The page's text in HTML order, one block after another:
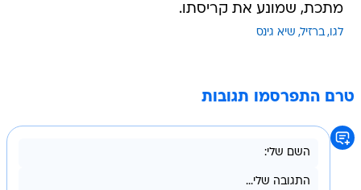
מתכת, שמונע את קריסתו.
לגו ברזיל שיא גינס
טרם התפרסמו תגובות